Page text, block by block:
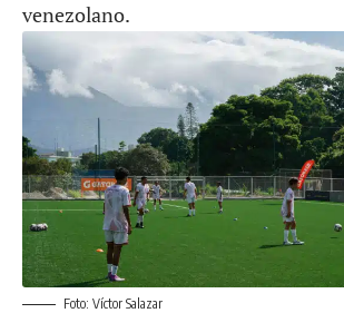
venezolano.
Foto: Víctor Salazar